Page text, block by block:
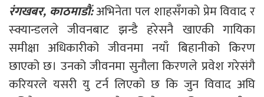
रंगखबर, काठमाडौं:अभिनेता पल शाहसँगको प्रेम विवाद र
स्क्यान्डलले जीवनबाट झन्डै हरेसनै खाएकी गायिका
समीक्षा अधिकारीको जीवनमा नयाँ बिहानीको किरण
छाएको छ। उनको जीवनमा सुनौला किरणले प्रवेश गरेसंगै
करियरले यसरी यु टर्न लिएको छ कि जुन विवाद अघि